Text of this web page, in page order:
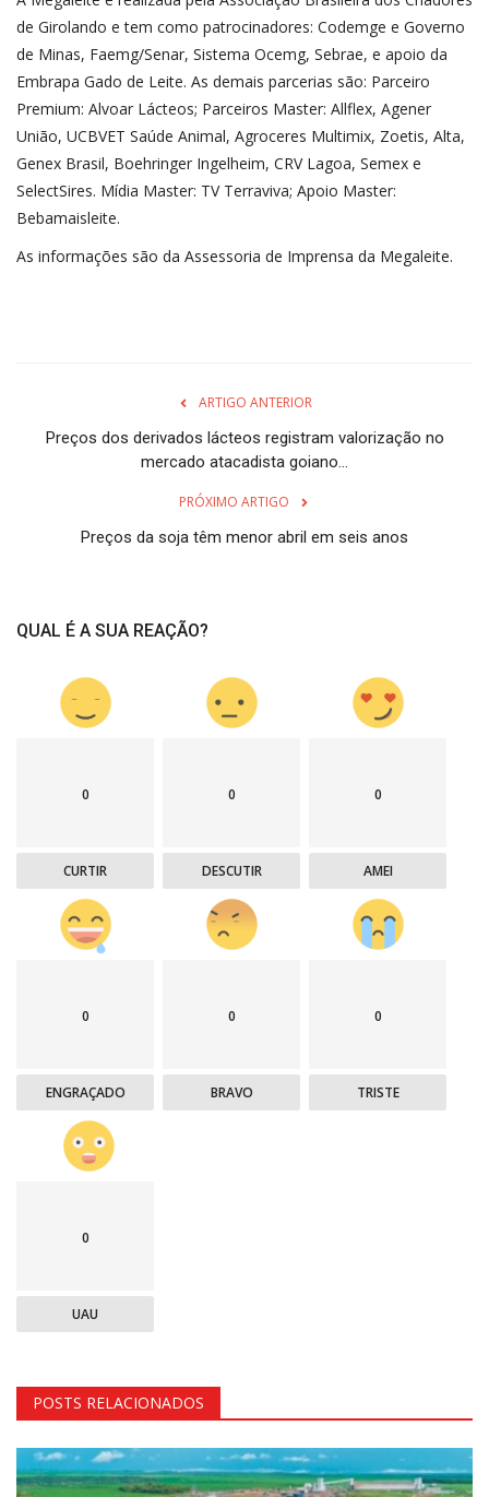
de Girolando e tem como patrocinadores: Codemge e Governo
de Minas, Faemg/Senar, Sistema Ocemg, Sebrae, e apoio da
Embrapa Gado de Leite. As demais parcerias são: Parceiro
Premium: Alvoar Lácteos; Parceiros Master: Allflex, Agener
União, UCBVET Saúde Animal, Agroceres Multimix, Zoetis, Alta,
Genex Brasil, Boehringer Ingelheim, CRV Lagoa, Semex e
SelectSires. Mídia Master: TV Terraviva; Apoio Master:
Bebamaisleite.
As informações são da Assessoria de Imprensa da Megaleite.
ARTIGO ANTERIOR
Preços dos derivados lácteos registram valorização no
mercado atacadista goiano...
PRÓXIMO ARTIGO
Preços da soja têm menor abril em seis anos
QUAL É A SUA REAÇÃO?
0
CURTIR
0
DESCUTIR
0
AMEI
0
ENGRAÇADO
0
BRAVO
0
TRISTE
0
UAU
POSTS RELACIONADOS